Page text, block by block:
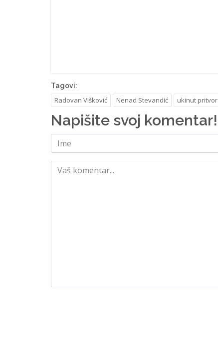
Tagovi:
Radovan Višković Nenad Stevandić ukinut pritvor
Napišite svoj komentar!